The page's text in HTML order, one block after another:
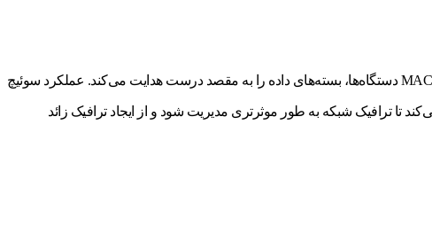
سوئیچ، دستگاهی است که داده‌ها را بین دستگاه‌های مختلف در یک شبکه انتقال می‌دهد. این دستگاه با استفاده از آدرس MAC (Media Access Control) دستگاه‌ها، بسته‌های داده را به مقصد درست هدایت می‌کند. عملکرد سوئیچ
ترافیک شبکه به طور موثرتری مدیریت شود و از ایجاد ترافیک زائد